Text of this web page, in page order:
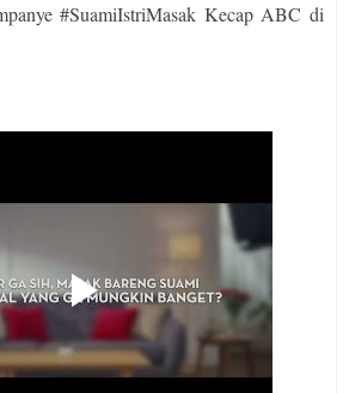
#SuamiIstriMasak Kecap ABC di